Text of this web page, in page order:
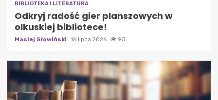
BIBLIOTEKA I LITERATURA
Odkryj radość gier planszowych w
olkuskiej bibliotece!
Maciej Słowiński 16 lipca 2026 95